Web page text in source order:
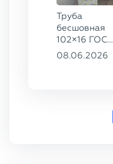
Труба
бесшовная
102×16 ГОСТ
8732-78, ст.
08.06.2026